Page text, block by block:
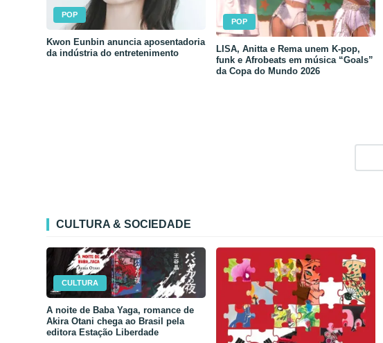
POP
Kwon Eunbin anuncia aposentadoria
da indústria do entretenimento
POP
LISA, Anitta e Rema unem K-pop,
funk e Afrobeats em música “Goals”
da Copa do Mundo 2026
CULTURA & SOCIEDADE
CULTURA
A noite de Baba Yaga, romance de
Akira Otani chega ao Brasil pela
editora Estação Liberdade